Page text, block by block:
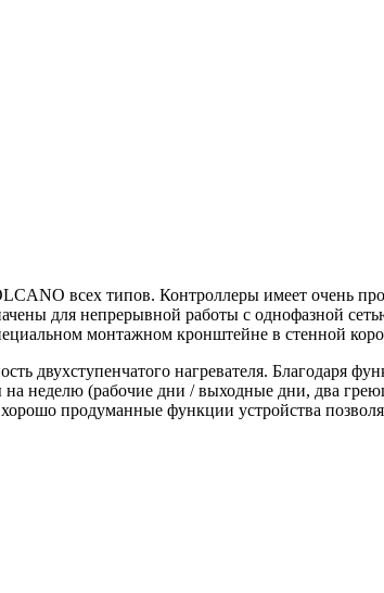
всех типов. Контроллеры имеет очень
для непрерывной работы с однофазной
монтажном кронштейне в стенной
двухступенчатого нагревателя. Благодаря
на неделю (рабочие дни / выходные дни, два
продуманные функции устройства